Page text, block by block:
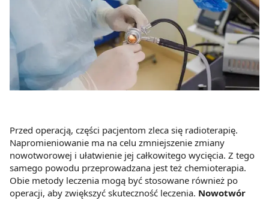
Przed operacją, części pacjentom zleca się radioterapię.
Napromieniowanie ma na celu zmniejszenie zmiany
nowotworowej i ułatwienie jej całkowitego wycięcia. Z tego
samego powodu przeprowadzana jest też chemioterapia.
Obie metody leczenia mogą być stosowane również po
operacji, aby zwiększyć skuteczność leczenia. Nowotwór